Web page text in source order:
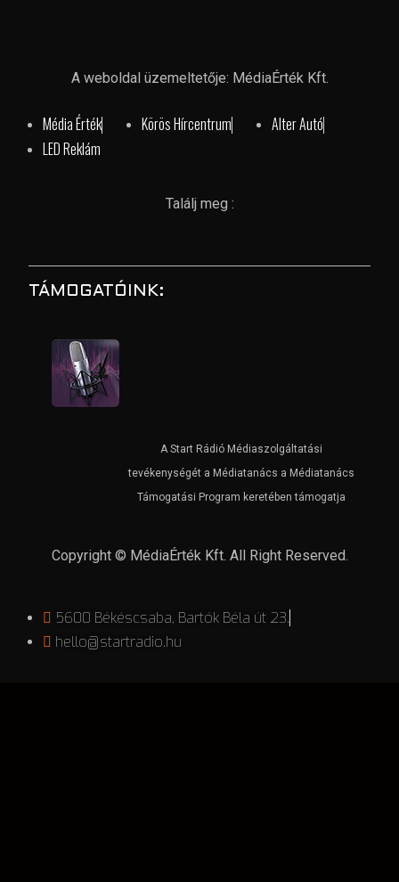
A weboldal üzemeltetője: MédiaÉrték Kft.
Média Érték Körös Hírcentrum
Alter Autó
LED Reklám
Találj meg :
TÁMOGATÓINK:
A Start Rádió Médiaszolgáltatási
tevékenységét a Médiatanács a Médiatanács
Támogatási Program keretében támogatja
Copyright © MédiaÉrték Kft. All Right Reserved.
5600 Békéscsaba, Bartók Béla út 23.
hello@startradio.hu